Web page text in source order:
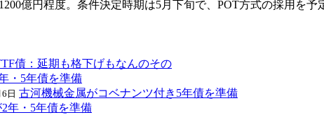
億円程度。条件決定時期は5月下旬で、POT方式の採用を予
債：延期も格下げもなんのその
・5年債を準備
日 古河機械金属がコベナンツ付き5年債を準備
年・5年債を準備